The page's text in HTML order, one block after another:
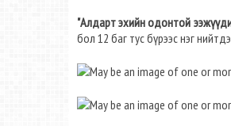
"Алдарт эхийн одонтой
бол 12 баг тус бүрээс нэг